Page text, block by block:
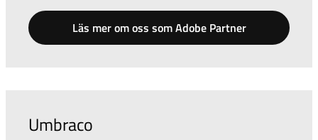
Läs mer om oss som Adobe Partner
Umbraco